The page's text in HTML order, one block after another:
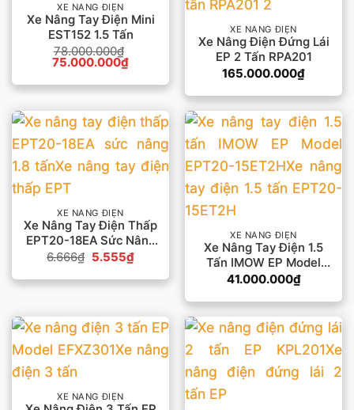
XE NÂNG ĐIỆN
Xe Nâng Tay Điện Mini
EST152 1.5 Tấn
78.000.000₫
Giá
là:
78.000.000₫.
75.000.000₫Giá
tại
là:
XE NÂNG ĐIỆN
Xe Nâng Điện Đứng Lái
EP 2 Tấn RPA201
165.000.000₫
XE NÂNG ĐIỆN
Xe Nâng Tay Điện Thấp
EPT20-18EA Sức Nâng
1.8 Tấn
6.666₫ Giá
là:
6.666₫.
5.555₫Giá
hiện
tại
là:
XE NÂNG ĐIỆN
Xe Nâng Tay Điện 1.5
Tấn IMOW EP Model
EPT20-15ET2H
41.000.000₫
XE NÂNG ĐIỆN